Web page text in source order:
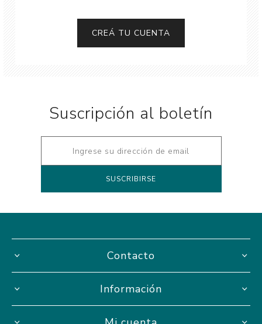
Suscripción al boletín
Contacto
Información